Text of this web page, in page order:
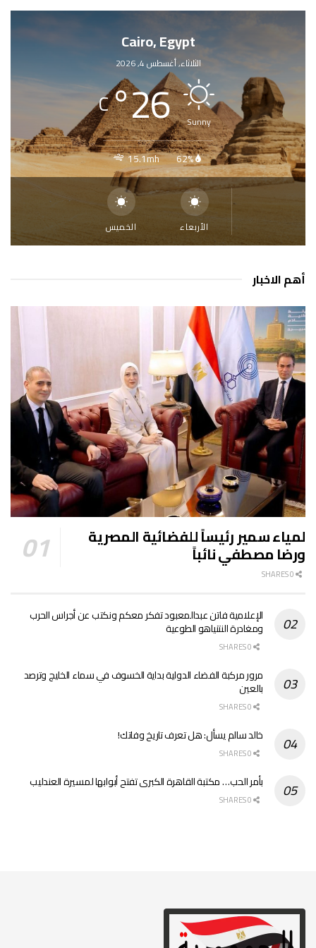
Cairo, Egypt
الثلاثاء, أغسطس 4, 2026
Sunny
26
°
C
62%
15.1mh
الأربعاء الخميس
أهم الاخبار
لمياء سمير رئيساً للفضائية المصرية
ورضا مصطفي نائباً
الإعلامية فاتن عبدالمعبود تفكر معكم ونكتب عن أجراس الحرب
ومغادرة النتنياهو الطوعية
مرور مركبة الفضاء الدولية بداية الخسوف في سماء الخليج وترصد
بالعين
خالد سالم يسأل: هل تعرف تاريخ وفاتك!
بأمر الحب… مكتبة القاهرة الكبرى تفتح أبوابها لمسيرة العندليب